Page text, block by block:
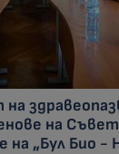
на
на „Бул Био -